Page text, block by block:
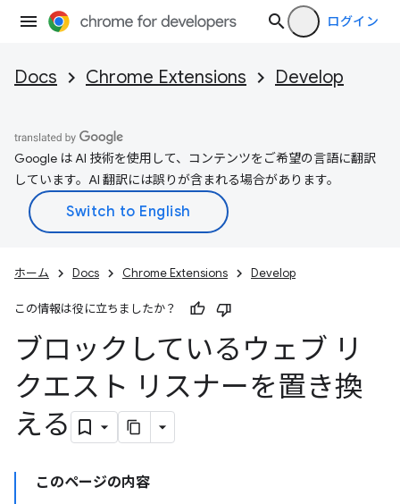
ログイン
Docs Chrome Extensions Develop
Google は AI 技術を使用して、コンテンツをご希望の言語に翻訳
しています。AI 翻訳には誤りが含まれる場合があります。
ホーム Docs Chrome Extensions Develop
この情報は役に立ちましたか？
ブロックしているウェブ リ
クエスト リスナーを置き換
える
このページの内容